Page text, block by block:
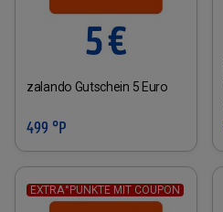
zalando Gutschein 5 Euro
499 °P
EXTRA°PUNKTE MIT COUPON